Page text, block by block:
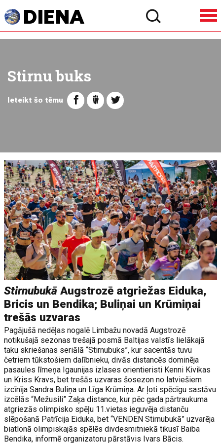
Stirnu buks
Ieteikt šo tēmu
Stirnubukā Augstrozē atgriežas Eiduka,
Bricis un Bendika; Buliņai un Krūmiņai
trešās uzvaras
Pagājušā nedēļas nogalē Limbažu novadā Augstrozē
notikušajā sezonas trešajā posmā Baltijas valstīs lielākajā
taku skriešanas seriālā “Stirnubuks”, kur sacentās tuvu
četriem tūkstošiem dalībnieku, divās distancēs dominēja
pasaules līmeņa Igaunijas izlases orientieristi Kenni Kivikas
un Kriss Kravs, bet trešās uzvaras šosezon no latviešiem
izcīnīja Sandra Buliņa un Līga Krūmiņa. Ar ļoti spēcīgu sastāvu
izcēlās “Mežusili” Zaķa distance, kur pēc gada pārtraukuma
atgriezās olimpisko spēļu 11.vietas ieguvēja distanču
slēpošanā Patrīcija Eiduka, bet “VENDEN Stirnubukā” uzvarēja
biatlonā olimpiskajās spēlēs divdesmitniekā tikusī Baiba
Bendika, informē organizatoru pārstāvis Ivars Bācis.